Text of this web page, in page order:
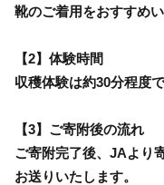
靴のご着用をおすすめい
【2】体験時間
収穫体験は約30分程度で
【3】ご寄附後の流れ
ご寄附完了後、JAより
お送りいたします。